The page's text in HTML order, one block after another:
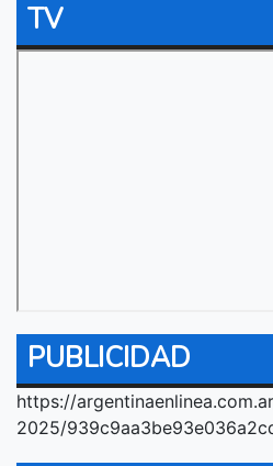
TV
PUBLICIDAD
https://
2025/